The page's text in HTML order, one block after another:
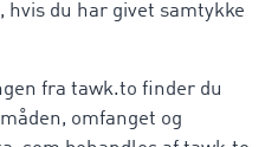
du har givet samtykke
fra tawk.to finder du
omfanget og